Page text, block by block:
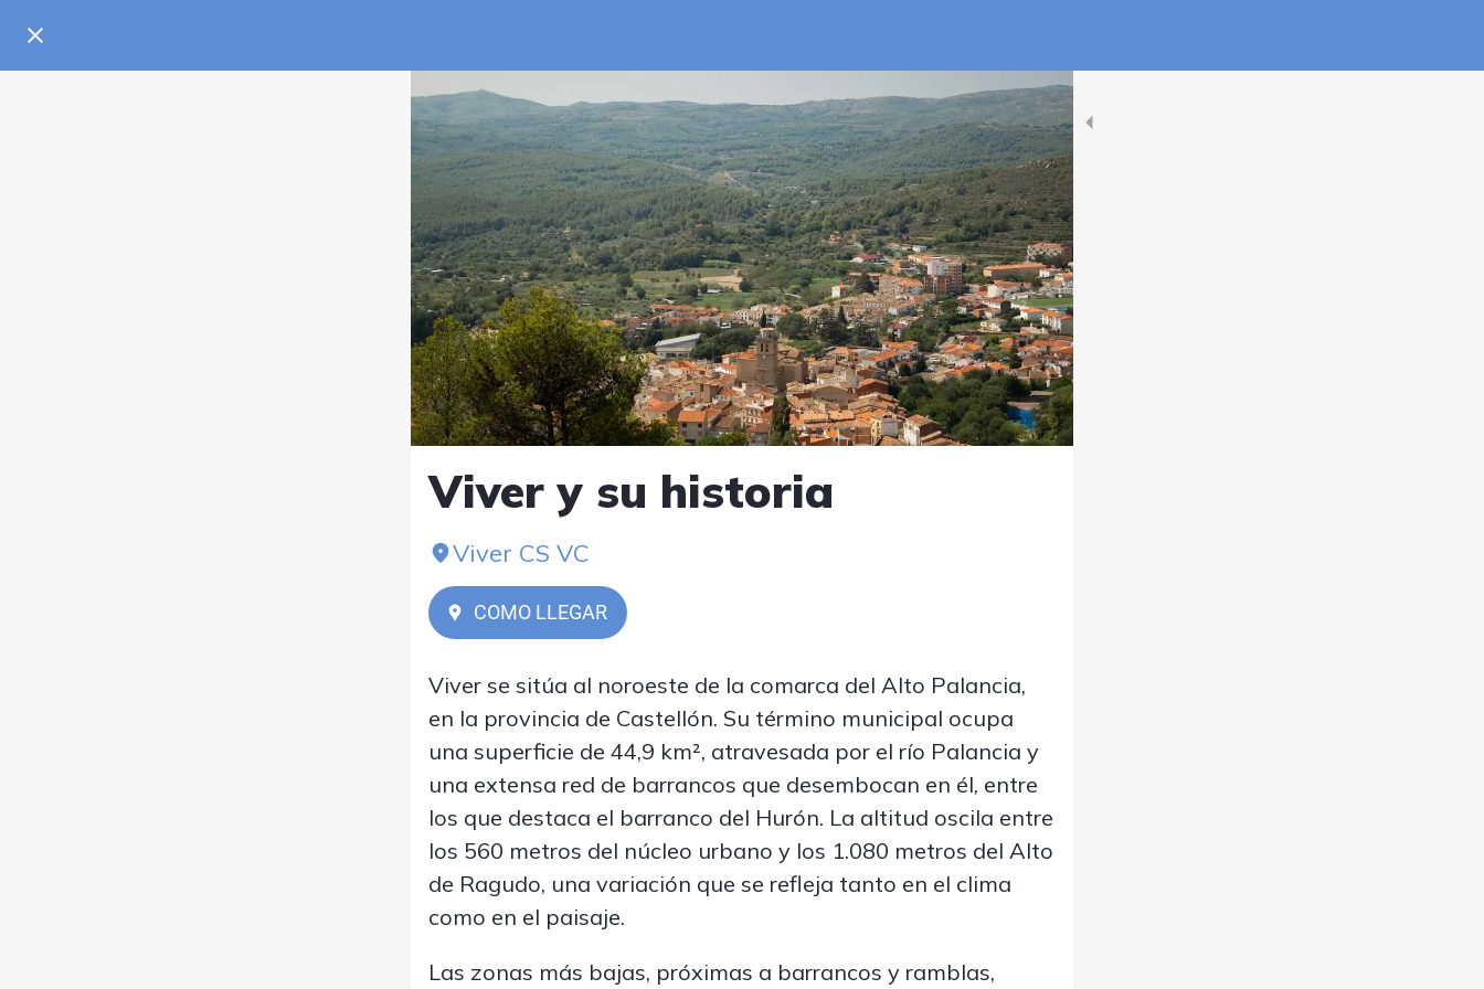
Viver y su historia
Viver CS VC
COMO LLEGAR
Viver se sitúa al noroeste de la comarca del Alto Palancia,
en la provincia de Castellón. Su término municipal ocupa
una superficie de 44,9 km², atravesada por el río Palancia y
una extensa red de barrancos que desembocan en él, entre
los que destaca el barranco del Hurón. La altitud oscila entre
los 560 metros del núcleo urbano y los 1.080 metros del Alto
de Ragudo, una variación que se refleja tanto en el clima
como en el paisaje.
Las zonas más bajas, próximas a barrancos y ramblas,